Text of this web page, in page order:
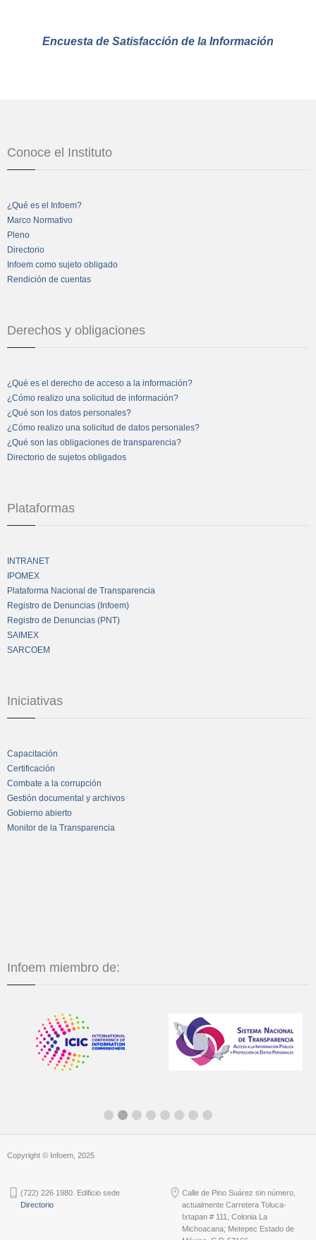
Encuesta de Satisfacción de la Información
Conoce el Instituto
¿Qué es el Infoem?
Marco Normativo
Pleno
Directorio
Infoem como sujeto obligado
Rendición de cuentas
Derechos y obligaciones
¿Qué es el derecho de acceso a la información?
¿Cómo realizo una solicitud de información?
¿Qué son los datos personales?
¿Cómo realizo una solicitud de datos personales?
¿Qué son las obligaciones de transparencia?
Directorio de sujetos obligados
Plataformas
INTRANET
IPOMEX
Plataforma Nacional de Transparencia
Registro de Denuncias (Infoem)
Registro de Denuncias (PNT)
SAIMEX
SARCOEM
Iniciativas
Capacitación
Certificación
Combate a la corrupción
Gestión documental y archivos
Gobierno abierto
Monitor de la Transparencia
Infoem miembro de:
Copyright © Infoem, 2025
(722) 226 1980. Edificio sede
Directorio
Calle de Pino Suárez sin número,
actualmente Carretera Toluca-
Ixtapan # 111, Colonia La
Michoacana; Metepec Estado de